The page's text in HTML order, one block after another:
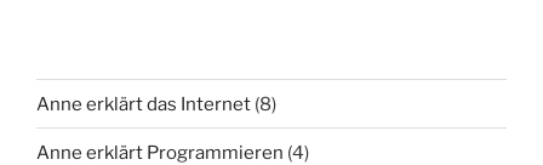
Anne erklärt das Internet (8)
Anne erklärt Programmieren (4)